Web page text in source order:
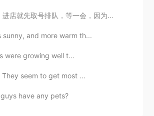
停下来他们正在做的事情跑过来服务你，在Hellotalk 上...
and more warm th...
were growing well t...
seem to get most ...
have any pets?